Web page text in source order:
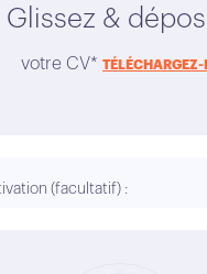
Glissez &
votre CV* TÉLÉCHARGEZ-
(facultatif) :